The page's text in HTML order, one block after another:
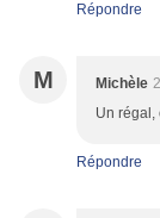
Répondre
M Michèle
Un régal,
Répondre